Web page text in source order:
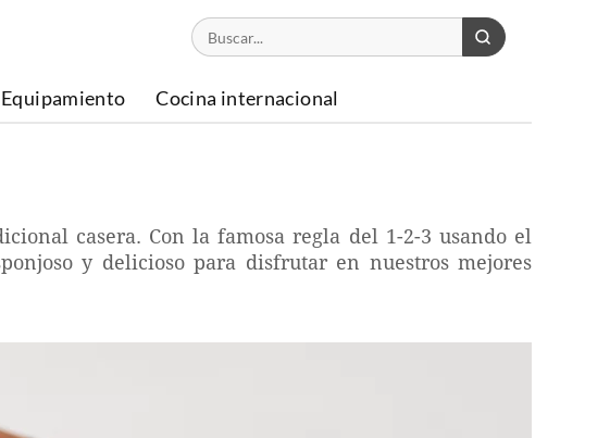
Equipamiento Cocina internacional
casera. Con la famosa regla del 1-2-3 usando el
y delicioso para disfrutar en nuestros mejores